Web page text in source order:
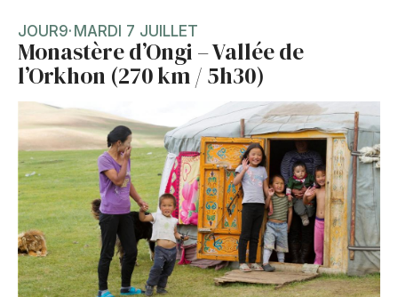
JOUR9· MARDI 7 JUILLET
Monastère d’Ongi – Vallée de
l’Orkhon (270 km / 5h30)